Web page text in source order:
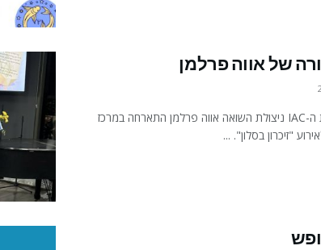
של אווה פרלמן
אווה פרלמן | תמונות באדיבות ה-IAC ניצולת השואה אווה פרלמן התארחה במרכז